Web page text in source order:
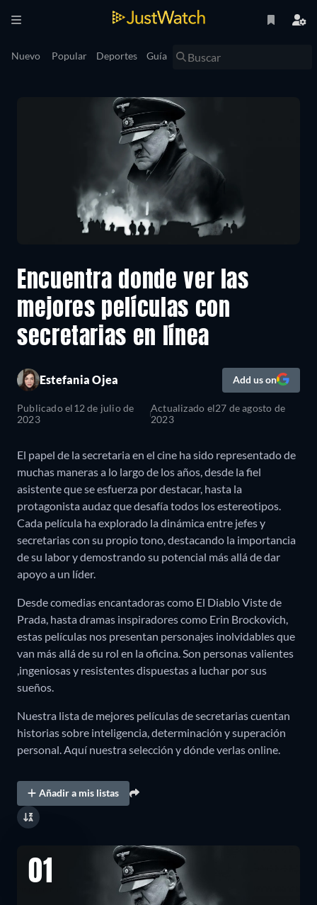
Nuevo Popular Deportes Guía
Encuentra donde ver las
mejores películas con
secretarias en línea
Estefania Ojea Add us on
Publicado el12 de julio de
2023
Actualizado el27 de agosto de
2023
El papel de la secretaria en el cine ha sido representado de
muchas maneras a lo largo de los años, desde la fiel
asistente que se esfuerza por destacar, hasta la
protagonista audaz que desafía todos los estereotipos.
Cada película ha explorado la dinámica entre jefes y
secretarias con su propio tono, destacando la importancia
de su labor y demostrando su potencial más allá de dar
apoyo a un líder.
Desde comedias encantadoras como El Diablo Viste de
Prada, hasta dramas inspiradores como Erin Brockovich,
estas películas nos presentan personajes inolvidables que
van más allá de su rol en la oficina. Son personas valientes
,ingeniosas y resistentes dispuestas a luchar por sus
sueños.
Nuestra lista de mejores películas de secretarias cuentan
historias sobre inteligencia, determinación y superación
personal. Aquí nuestra selección y dónde verlas online.
Añadir a mis listas
01